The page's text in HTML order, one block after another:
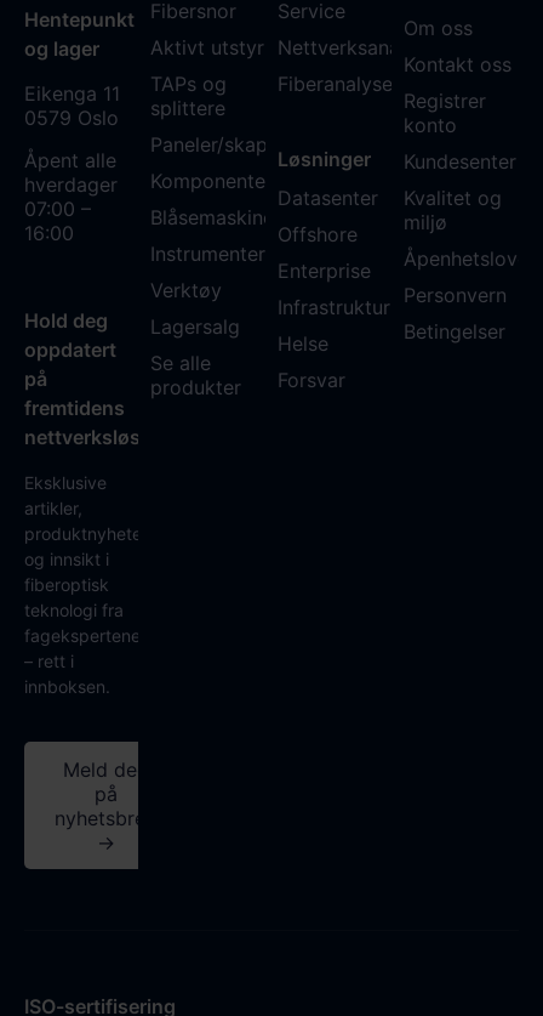
Hentepunkt
og lager
Eikenga 11
0579 Oslo
Åpent alle
hverdager
07:00 –
16:00
Hold deg
oppdatert
på
fremtidens
nettverksløsninger
Eksklusive
artikler,
produktnyheter
og innsikt i
fiberoptisk
teknologi fra
fagekspertene
– rett i
innboksen.
Meld deg
på
nyhetsbrev
→
Fibersnor
Aktivt utstyr
TAPs og
splittere
Paneler/skap
Komponenter
Blåsemaskiner
Instrumenter
Verktøy
Lagersalg
Se alle
produkter
Service
Nettverksanalyse
Fiberanalyse WDM
Løsninger
Datasenter
Offshore
Enterprise
Infrastruktur
Helse
Forsvar
Om oss
Kontakt oss
Registrer
konto
Kundesenter
Kvalitet og
miljø
Åpenhetsloven
Personvern
Betingelser
ISO-sertifisering